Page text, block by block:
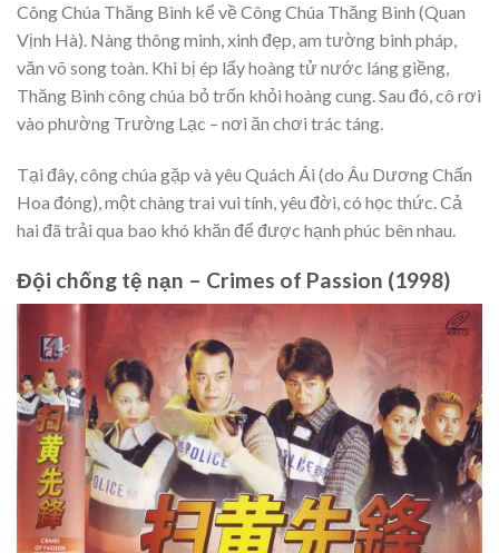
Công Chúa Thăng Bình kể về Công Chúa Thăng Bình (Quan
Vịnh Hà). Nàng thông minh, xinh đẹp, am tường binh pháp,
văn võ song toàn. Khi bị ép lấy hoàng tử nước láng giềng,
Thăng Bình công chúa bỏ trốn khỏi hoàng cung. Sau đó, cô rơi
vào phường Trường Lạc – nơi ăn chơi trác táng.
Tại đây, công chúa gặp và yêu Quách Ái (do Âu Dương Chấn
Hoa đóng), một chàng trai vui tính, yêu đời, có học thức. Cả
hai đã trải qua bao khó khăn để được hạnh phúc bên nhau.
Đội chống tệ nạn – Crimes of Passion (1998)